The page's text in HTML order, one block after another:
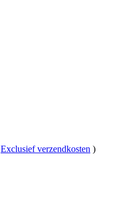
Exclusief verzendkosten )